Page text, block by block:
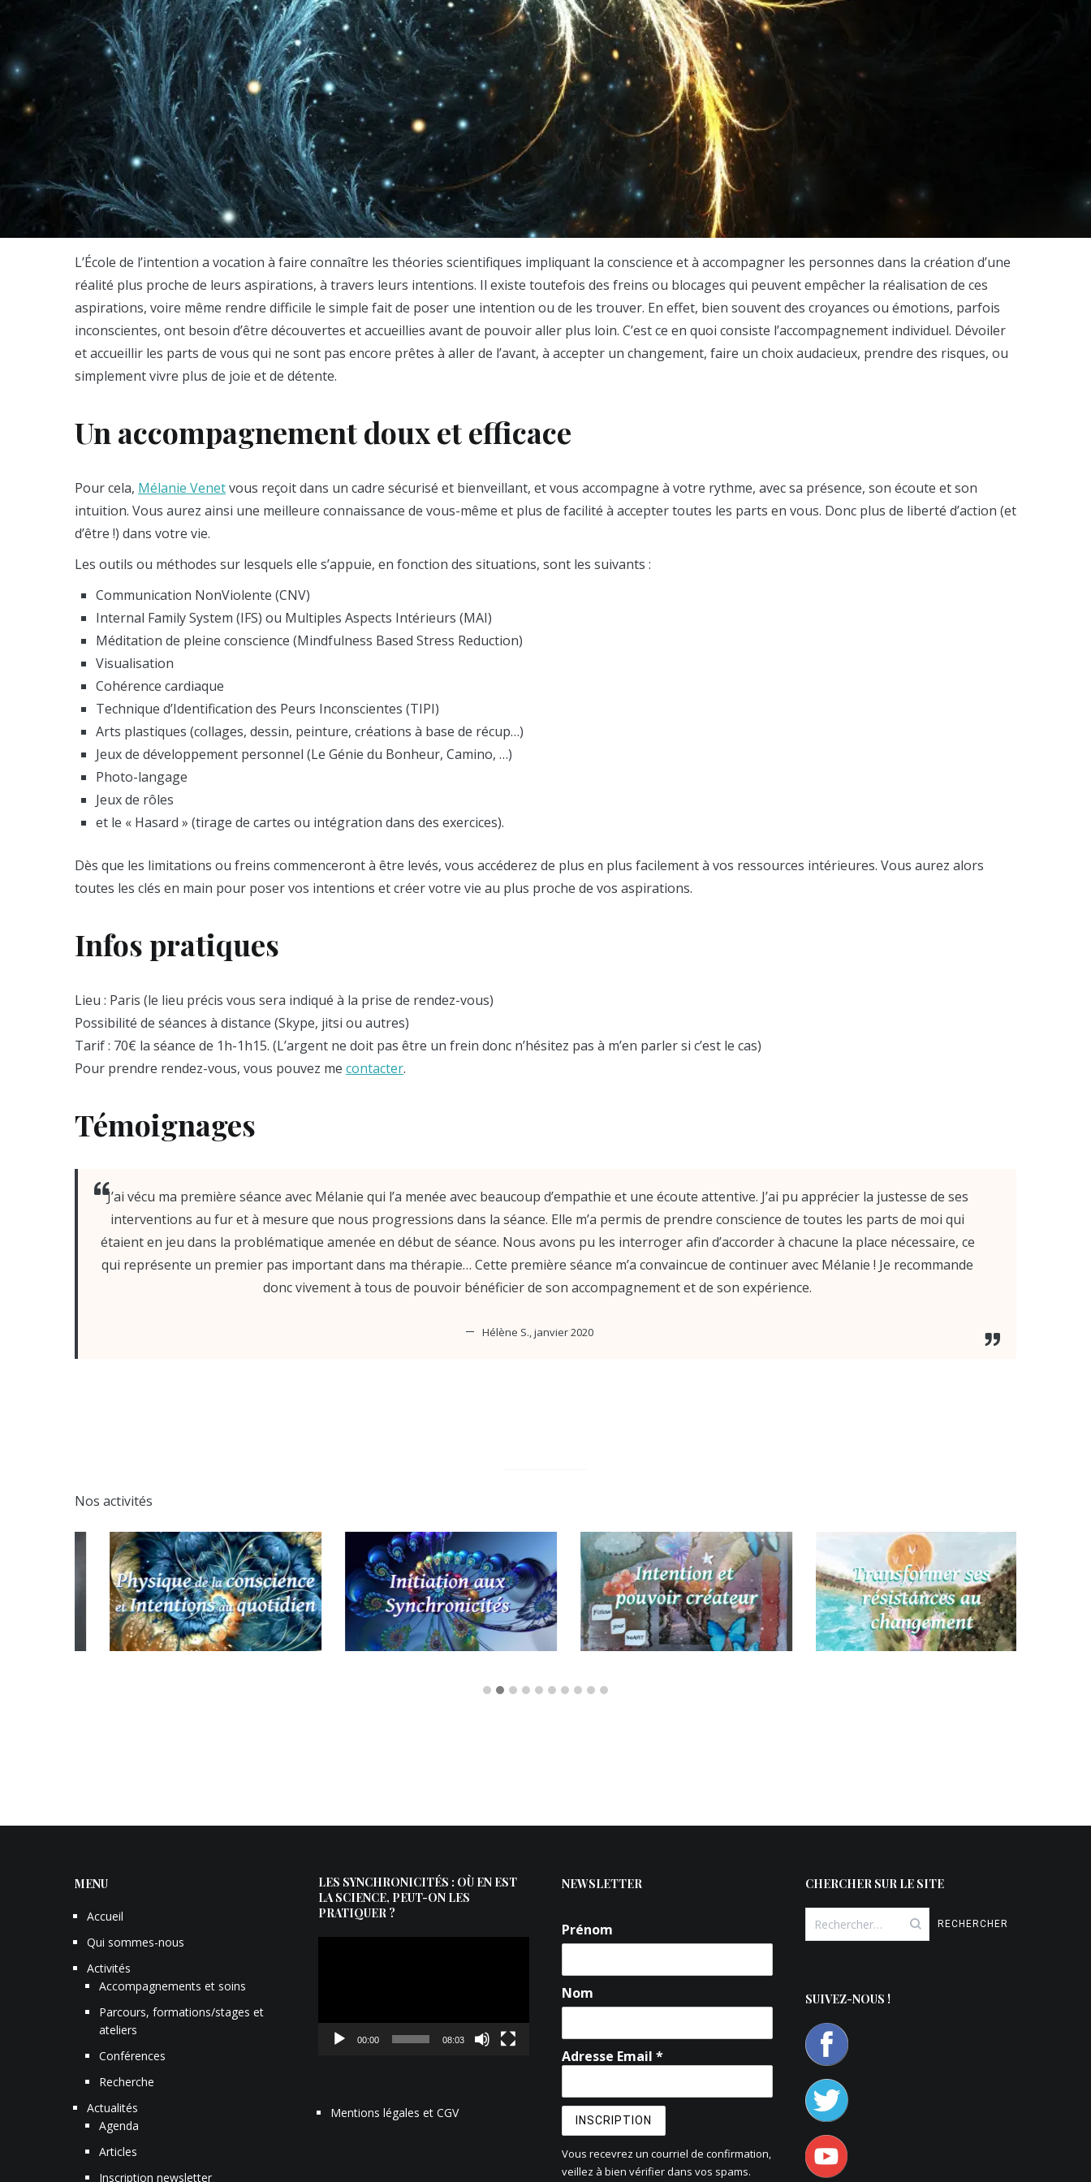
L’École de l’intention a vocation à faire connaître les théories scientifiques impliquant la conscience et à accompagner les personnes dans la création d’une
réalité plus proche de leurs aspirations, à travers leurs intentions. Il existe toutefois des freins ou blocages qui peuvent empêcher la réalisation de ces
aspirations, voire même rendre difficile le simple fait de poser une intention ou de les trouver. En effet, bien souvent des croyances ou émotions, parfois
inconscientes, ont besoin d’être découvertes et accueillies avant de pouvoir aller plus loin. C’est ce en quoi consiste l’accompagnement individuel. Dévoiler
et accueillir les parts de vous qui ne sont pas encore prêtes à aller de l’avant, à accepter un changement, faire un choix audacieux, prendre des risques, ou
simplement vivre plus de joie et de détente.
Un accompagnement doux et efficace
Pour cela, Mélanie Venetvous reçoit dans un cadre sécurisé et bienveillant, et vous accompagne à votre rythme, avec sa présence, son écoute et son
intuition. Vous aurez ainsi une meilleure connaissance de vous-même et plus de facilité à accepter toutes les parts en vous. Donc plus de liberté d’action (et
d’être !) dans votre vie.
Les outils ou méthodes sur lesquels elle s’appuie, en fonction des situations, sont les suivants :
Communication NonViolente (CNV)
Internal Family System (IFS) ou Multiples Aspects Intérieurs (MAI)
Méditation de pleine conscience (Mindfulness Based Stress Reduction)
Visualisation
Cohérence cardiaque
Technique d’Identification des Peurs Inconscientes (TIPI)
Arts plastiques (collages, dessin, peinture, créations à base de récup…)
Jeux de développement personnel (Le Génie du Bonheur, Camino, …)
Photo-langage
Jeux de rôles
et le « Hasard » (tirage de cartes ou intégration dans des exercices).
Dès que les limitations ou freins commenceront à être levés, vous accéderez de plus en plus facilement à vos ressources intérieures. Vous aurez alors
toutes les clés en main pour poser vos intentions et créer votre vie au plus proche de vos aspirations.
Infos pratiques
Lieu : Paris (le lieu précis vous sera indiqué à la prise de rendez-vous)
Possibilité de séances à distance (Skype, jitsi ou autres)
Tarif : 70€ la séance de 1h-1h15. (L’argent ne doit pas être un frein donc n’hésitez pas à m’en parler si c’est le cas)
Pour prendre rendez-vous, vous pouvez me contacter.
Témoignages
J’ai vécu ma première séance avec Mélanie qui l’a menée avec beaucoup d’empathie et une écoute attentive. J’ai pu apprécier la justesse de ses
interventions au fur et à mesure que nous progressions dans la séance. Elle m’a permis de prendre conscience de toutes les parts de moi qui
étaient en jeu dans la problématique amenée en début de séance. Nous avons pu les interroger afin d’accorder à chacune la place nécessaire, ce
qui représente un premier pas important dans ma thérapie… Cette première séance m’a convaincue de continuer avec Mélanie ! Je recommande
donc vivement à tous de pouvoir bénéficier de son accompagnement et de son expérience.
Hélène S., janvier 2020
Nos activités
MENU
Accueil
Qui sommes-nous
Activités
Accompagnements et soins
Parcours, formations/stages et
ateliers
Conférences
Recherche
Actualités
Agenda
Articles
Inscription newsletter
LES SYNCHRONICITÉS : OÙ EN EST
LA SCIENCE, PEUT-ON LES
PRATIQUER ?
00:00 08:03
Mentions légales et CGV
NEWSLETTER
Prénom
Nom
Adresse Email *
Vous recevrez un courriel de confirmation,
veillez à bien vérifier dans vos spams.
CHERCHER SUR LE SITE
Rechercher :
SUIVEZ-NOUS !